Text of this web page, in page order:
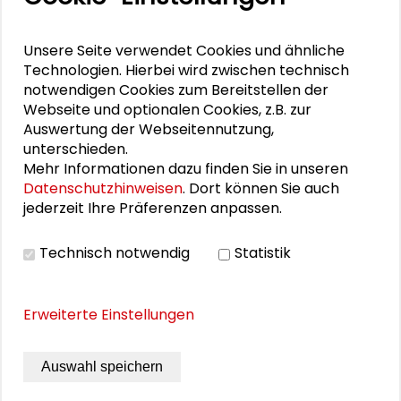
am 21. September 2020 im Schader-
Forum.
Das Dialogforum sollte einen Raum schaffen, um die
Diskrepanz zwischen Wunsch und Wirklichkeit der
Beteiligung von Kindern und Eltern in Kitas zu
diskutieren und den Teilnehmer*innen den
Austausch, auch über die Grenzen ihrer
Fachdisziplinen hinweg, zu ermöglichen.
Gemeinhardt, Alexander (Hrsg.)
kostenfrei
ISBN: 978-3-932736-53-7
Unsere Seite verwendet Cookies und ähnliche
Technologien. Hierbei wird zwischen technisch
notwendigen Cookies zum Bereitstellen der
Webseite und optionalen Cookies, z.B. zur
Auswertung der Webseitennutzung,
unterschieden.
Mehr Informationen dazu finden Sie in unseren
Datenschutzhinweisen. Dort können Sie auch
jederzeit Ihre Präferenzen anpassen.
Technisch notwendig Statistik
Erweiterte Einstellungen
Auswahl speichern